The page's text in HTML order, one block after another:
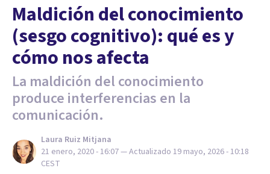
Maldición del conocimiento
(sesgo cognitivo): qué es y
cómo nos afecta
La maldición del conocimiento
produce interferencias en la
comunicación.
Laura Ruiz Mitjana
21 enero, 2020 - 16:07— Actualizado 19 mayo, 2026 - 10:18
CEST